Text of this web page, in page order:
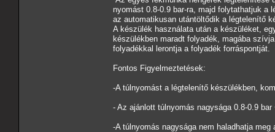
nyomást 0.8-0.9 bar-ra, majd folytathatjuk a
az automatikusan utántöltődik a légtelenítő
A készülék használata után a készüléket,
készülékben maradt folyadék, magába
folyadékkal lerontja a folyadék forráspontját.
Fontos Figyelmeztetések:
-A túlnyomást a légtelenítő készülékben,
- Az ajánlott túlnyomás nagysága 0.8-0.9 bar
-A túlnyomás nagysága nem haladhatja